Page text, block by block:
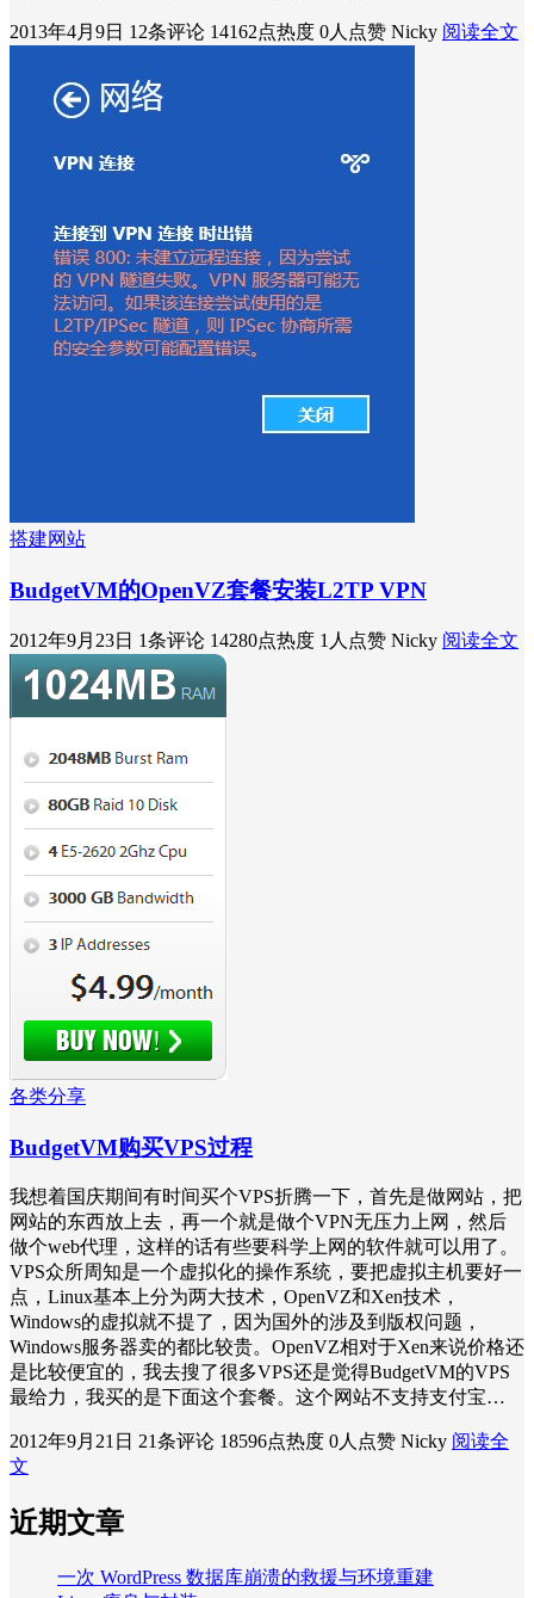
2013年4月9日 12条评论 14162点热度 0人点赞 Nicky 阅读全文
搭建网站
BudgetVM的OpenVZ套餐安装L2TP VPN
2012年9月23日 1条评论 14280点热度 1人点赞 Nicky 阅读全文
各类分享
BudgetVM购买VPS过程
我想着国庆期间有时间买个VPS折腾一下，首先是做网站，把
网站的东西放上去，再一个就是做个VPN无压力上网，然后
做个web代理，这样的话有些要科学上网的软件就可以用了。
VPS众所周知是一个虚拟化的操作系统，要把虚拟主机要好一
点，Linux基本上分为两大技术，OpenVZ和Xen技术，
Windows的虚拟就不提了，因为国外的涉及到版权问题，
Windows服务器卖的都比较贵。OpenVZ相对于Xen来说价格还
是比较便宜的，我去搜了很多VPS还是觉得BudgetVM的VPS
最给力，我买的是下面这个套餐。这个网站不支持支付宝…
2012年9月21日 21条评论 18596点热度 0人点赞 Nicky 阅读全
文
近期文章
一次 WordPress 数据库崩溃的救援与环境重建